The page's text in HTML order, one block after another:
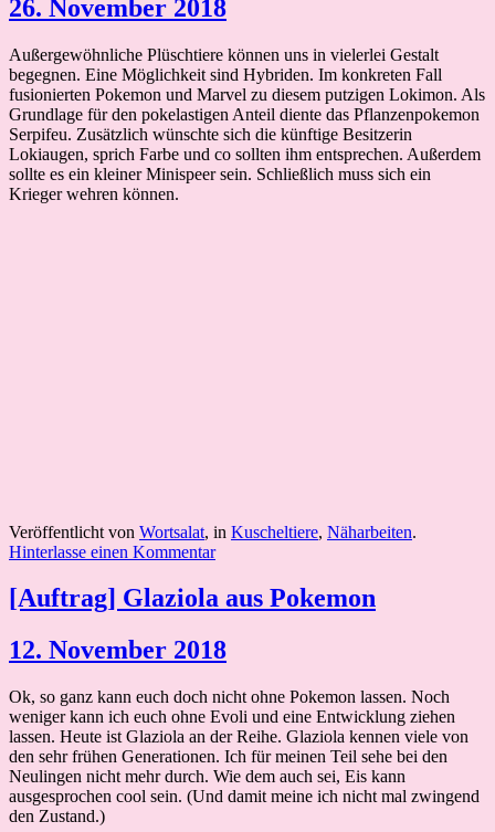
26. November 2018
Außergewöhnliche Plüschtiere können uns in vielerlei Gestalt
begegnen. Eine Möglichkeit sind Hybriden. Im konkreten Fall
fusionierten Pokemon und Marvel zu diesem putzigen Lokimon. Als
Grundlage für den pokelastigen Anteil diente das Pflanzenpokemon
Serpifeu. Zusätzlich wünschte sich die künftige Besitzerin
Lokiaugen, sprich Farbe und co sollten ihm entsprechen. Außerdem
sollte es ein kleiner Minispeer sein. Schließlich muss sich ein
Krieger wehren können.
Veröffentlicht von Wortsalat, in Kuscheltiere, Näharbeiten.
Hinterlasse einen Kommentar
[Auftrag] Glaziola aus Pokemon
12. November 2018
Ok, so ganz kann euch doch nicht ohne Pokemon lassen. Noch
weniger kann ich euch ohne Evoli und eine Entwicklung ziehen
lassen. Heute ist Glaziola an der Reihe. Glaziola kennen viele von
den sehr frühen Generationen. Ich für meinen Teil sehe bei den
Neulingen nicht mehr durch. Wie dem auch sei, Eis kann
ausgesprochen cool sein. (Und damit meine ich nicht mal zwingend
den Zustand.)